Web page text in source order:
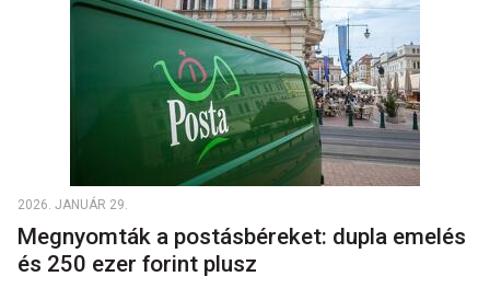
2026. JANUÁR 29.
Megnyomták a postásbéreket: dupla emelés
és 250 ezer forint plusz